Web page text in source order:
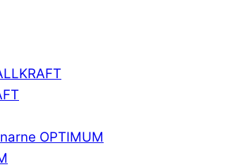
OPTIMUM